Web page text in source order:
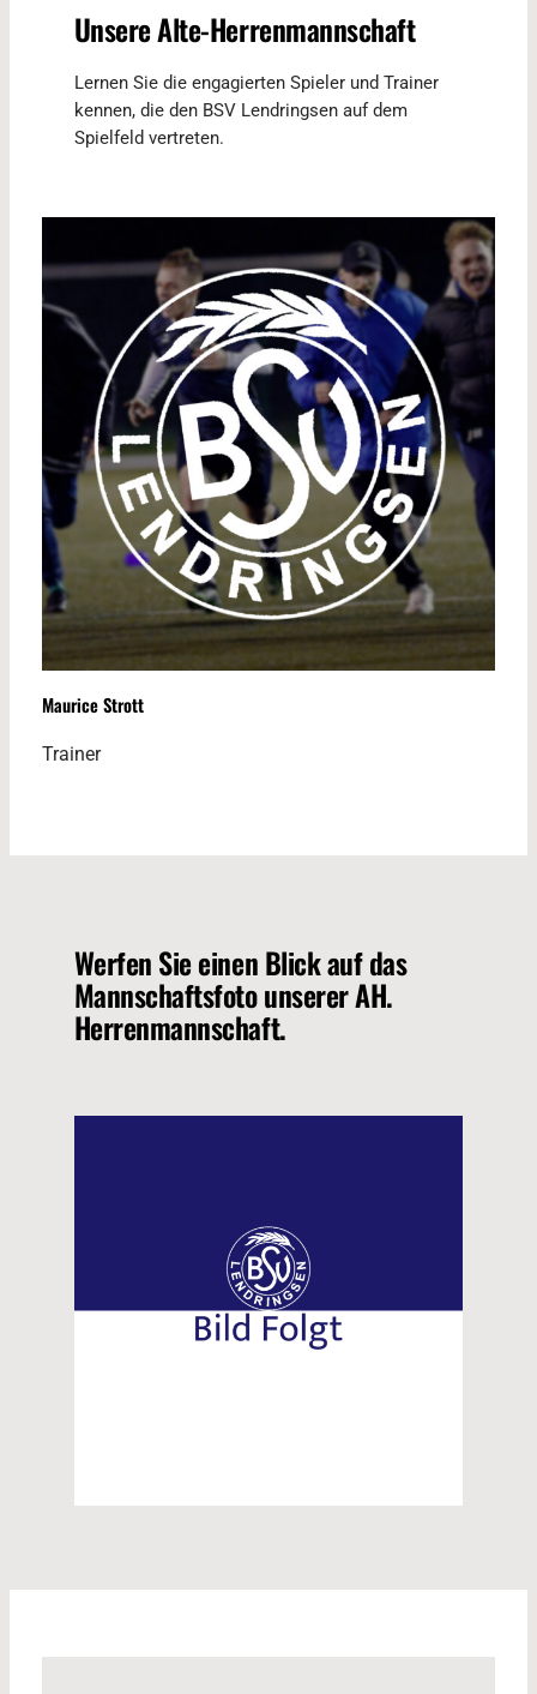
Unsere Alte-Herrenmannschaft
Lernen Sie die engagierten Spieler und Trainer
kennen, die den BSV Lendringsen auf dem
Spielfeld vertreten.
Maurice Strott
Trainer
Werfen Sie einen Blick auf das
Mannschaftsfoto unserer AH.
Herrenmannschaft.